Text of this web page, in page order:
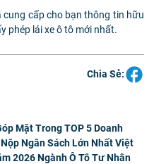
cung cấp cho bạn thông tin hữu
phép lái xe ô tô mới nhất.
Chia Sẻ:
Mặt Trong TOP 5 Doanh
Ngân Sách Lớn Nhất Việt
2026 Ngành Ô Tô Tư Nhân